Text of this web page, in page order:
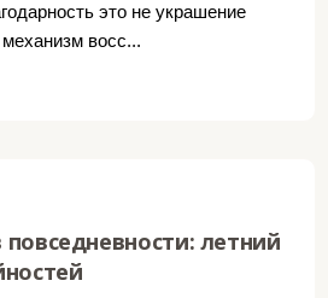
это не украшение
восс...
летний